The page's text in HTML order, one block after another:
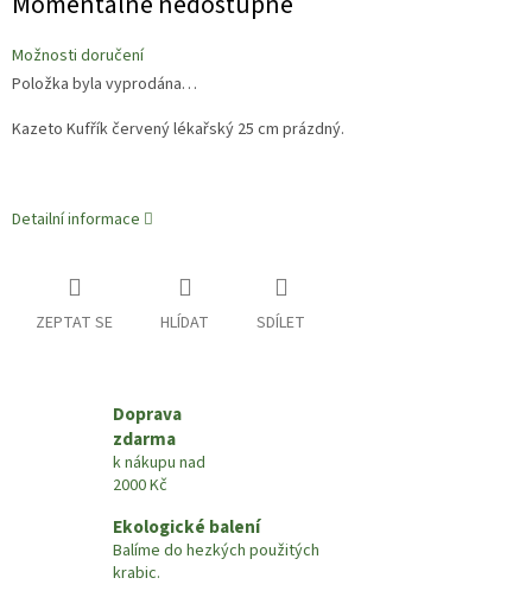
cena:
Možnosti doručení
Položka byla vyprodána…
Kazeto Kufřík červený lékařský 25 cm prázdný.
Detailní informace
ZEPTAT SE HLÍDAT SDÍLET
Doprava
zdarma
k nákupu nad
2000 Kč
Ekologické balení
Balíme do hezkých použitých
krabic.